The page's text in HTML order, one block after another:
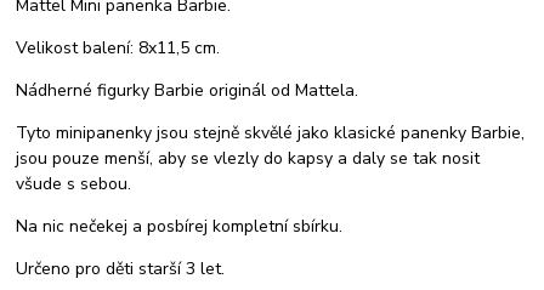
Mattel Mini panenka Barbie.
Velikost balení: 8x11,5 cm.
Nádherné figurky Barbie originál od Mattela.
Tyto minipanenky jsou stejně skvělé jako klasické panenky Barbie,
jsou pouze menší, aby se vlezly do kapsy a daly se tak nosit
všude s sebou.
Na nic nečekej a posbírej kompletní sbírku.
Určeno pro děti starší 3 let.